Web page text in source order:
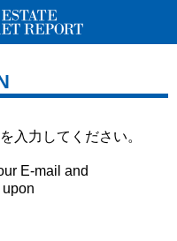
入力してください。
E-mail and